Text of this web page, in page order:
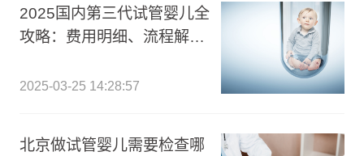
2025国内第三代试管婴儿全
攻略：费用明细、流程解析
2025-03-25 14:28:57
北京做试管婴儿需要检查哪